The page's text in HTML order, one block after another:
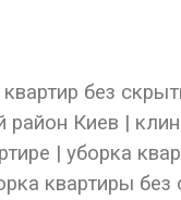
квартир без
район Киев |
| уборка
квартиры